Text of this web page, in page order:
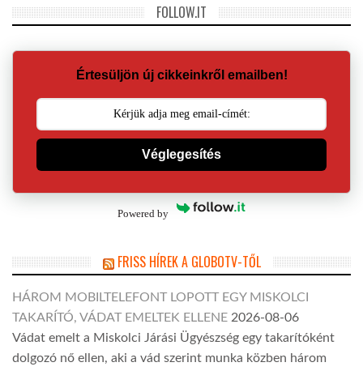
FOLLOW.IT
Értesüljön új cikkeinkről emailben!
Véglegesítés
Powered by
FRISS HÍREK A GLOBOTV-TŐL
HÁROM MOBILTELEFONT LOPOTT EGY MISKOLCI
TAKARÍTÓ, VÁDAT EMELTEK ELLENE 2026-08-06
Vádat emelt a Miskolci Járási Ügyészség egy takarítóként
dolgozó nő ellen, aki a vád szerint munka közben három